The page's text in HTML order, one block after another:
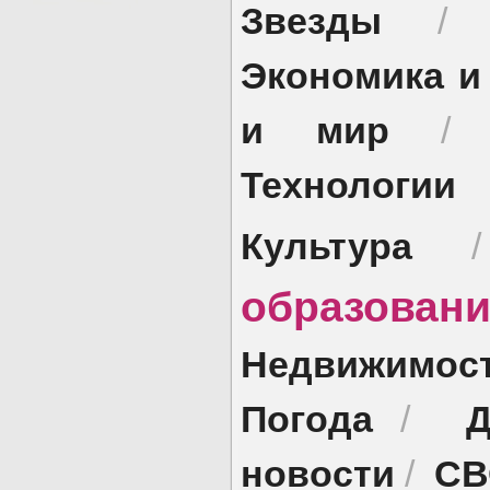
Звезды
Экономика
и мир
Технологии
Культура
Погода/
новости /